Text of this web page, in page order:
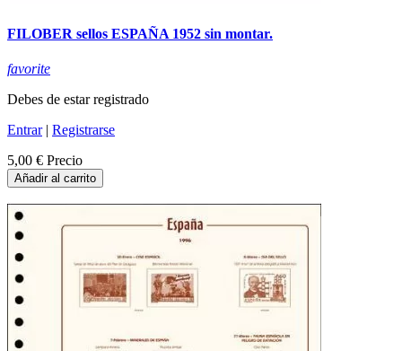
FILOBER sellos ESPAÑA 1952 sin montar.
favorite
Debes de estar registrado
Entrar| Registrarse
5,00 € Precio
Añadir al carrito